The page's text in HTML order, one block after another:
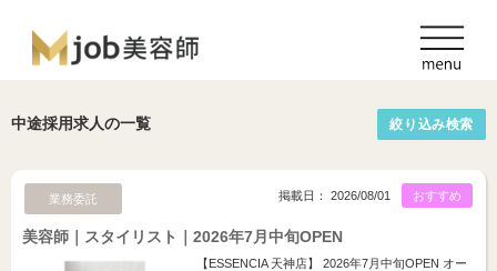
中途採用求人の一覧 絞り込み検索
業務委託 おすすめ
掲載日： 2026/08/01
美容師｜スタイリスト｜2026年7月中旬OPEN
【ESSENCIA 天神店】 2026年7月中旬OPEN オー